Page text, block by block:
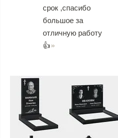
срок ,спасибо
большое за
отличную работу
👍